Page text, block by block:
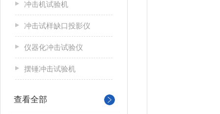
冲击机试验机
冲击试样缺口投影仪
仪器化冲击试验仪
摆锤冲击试验机
查看全部